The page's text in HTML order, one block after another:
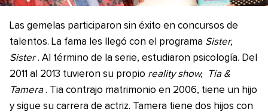
Las gemelas participaron sin éxito en concursos de
talentos. La fama les llegó con el programa Sister,
Sister . Al término de la serie, estudiaron psicología. Del
2011 al 2013 tuvieron su propio reality show,
Tia &
Tamera . Tia contrajo matrimonio en 2006, tiene un hijo
y sigue su carrera de actriz. Tamera tiene dos hijos con